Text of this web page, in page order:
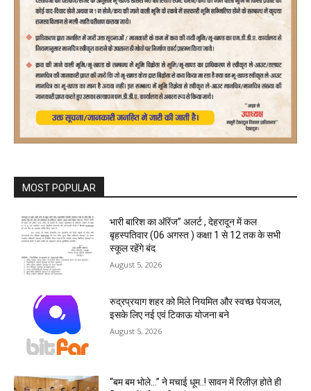
MOST POPULAR
भारी बारिश का ऑरेंज” अलर्ट , देहरादून में कल
बृहस्पतिवार (06 अगस्त ) कक्षा 1 से 12 तक के सभी
स्कूल रहेंगे बंद
August 5, 2026
रुद्रप्रयाग शहर को मिले नियमित और स्वच्छ पेयजल,
इसके लिए नई एवं टिकाऊ योजना बने
August 5, 2026
“बम बम भोले…” ने मचाई धूम..! सावन में रिलीज़ होते ही